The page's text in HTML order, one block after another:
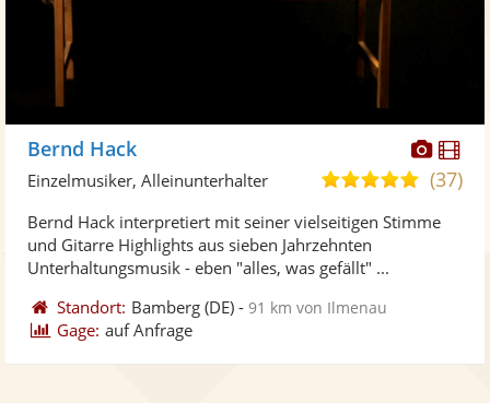
Fotos
Bernd Hack
5,0
5
(37)
Einzelmusiker, Alleinunterhalter
Bernd Hack interpretiert mit seiner vielseitigen Stimme
und Gitarre Highlights aus sieben Jahrzehnten
Unterhaltungsmusik - eben "alles, was gefällt" ...
Standort: Bamberg (DE) -91 km von Ilmenau
Gage: auf Anfrage